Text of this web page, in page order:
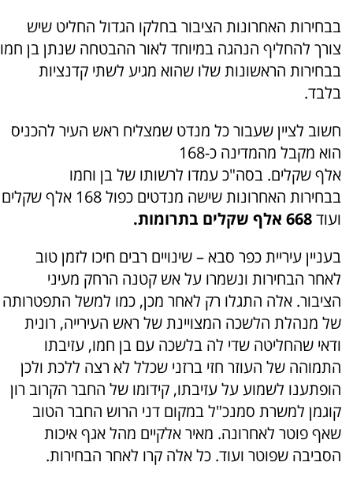
בבחירות האחרונות הציבור בחלקו הגדול החליט שיש
צורך להחליף הנהגה במיוחד לאור ההבטחה שנתן בן חמו
בבחירות הראשונות שלו שהוא מגיע לשתי קדנציות
בלבד.
חשוב לציין שעבור כל מנדט שמצליח ראש העיר להכניס
הוא מקבל מהמדינה כ-168
אלף שקלים. בסה"כ עמדו לרשותו של בן וחמו
בבחירות האחרונות שישה מנדטים כפול 168 אלף שקלים
ועוד668 אלף שקלים בתרומות.
בעניין עיריית כפר סבא – שינויים רבים חיכו לזמן טוב
לאחר הבחירות ונשמרו על אש קטנה הרחק מעיני
הציבור. אלה התגלו רק לאחר מכן, כמו למשל התפטרותה
של מנהלת הלשכה המצויינת של ראש העירייה, רונית
ודאי שהחליטה שדי לה בלשכה עם בן חמו, עזיבתו
התמוהה של העוזר חזי ברזני שכלל לא רצה ללכת ולכן
הופתענו לשמוע על עזיבתו, קידומו של החבר הקרוב רון
קוגמן למשרת סמנכ"ל במקום דני הרוש החבר הטוב
שאף פוטר לאחרונה. מאיר אלקיים מהל אגף איכות
הסביבה שפוטר ועוד. כל אלה קרו לאחר הבחירות.